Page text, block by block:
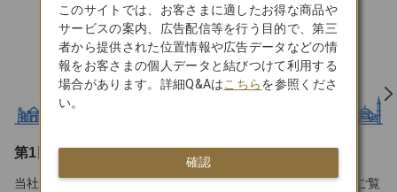
第1回社債型種類株式の概要
当社の社債型種類株式の特徴や、株主特典（LSP）についてご覧
このサイトでは、お客さまに適したお得な商品や
サービスの案内、広告配信等を行う目的で、第三
者から提供された位置情報や広告データなどの情
報をお客さまの個人データと結びつけて利用する
場合があります。詳細Q&Aはこちらを参照くださ
い。
確認